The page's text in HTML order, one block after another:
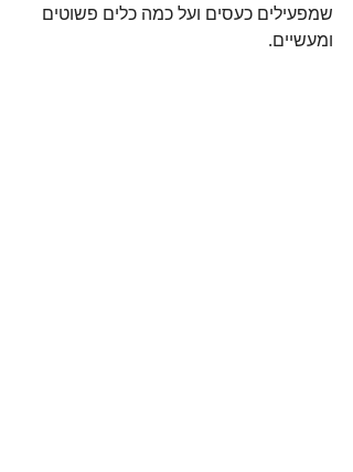
שמפעילים כעסים ועל כמה כלים פשוטים
ומעשיים.